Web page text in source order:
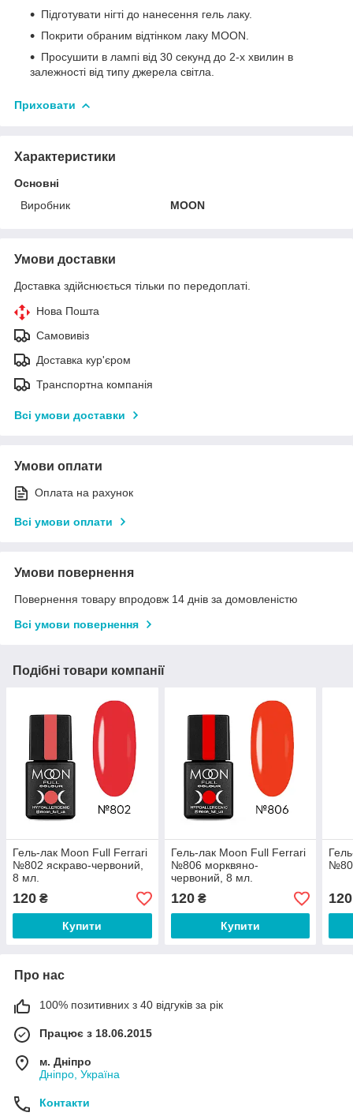
Підготувати нігті до нанесення гель лаку.
Покрити обраним відтінком лаку MOON.
Просушити в лампі від 30 секунд до 2-х хвилин в
залежності від типу джерела світла.
Приховати
Характеристики
Основні
Виробник
MOON
Умови доставки
Доставка здійснюється тільки по передоплаті.
Нова Пошта
Самовивіз
Доставка кур'єром
Транспортна компанія
Всі умови доставки
Умови оплати
Оплата на рахунок
Всі умови оплати
Умови повернення
Повернення товару впродовж 14 днів за домовленістю
Всі умови повернення
Подібні товари компанії
Гель-лак Moon Full Ferrari
№802 яскраво-червоний,
8 мл.
120 ₴
Купити
Гель-лак Moon Full Ferrari
№806 морквяно-
червоний, 8 мл.
120₴
Купити
120
Про нас
100% позитивних з 40 відгуків за рік
Працює з 18.06.2015
м. Дніпро
Дніпро, Україна
Контакти